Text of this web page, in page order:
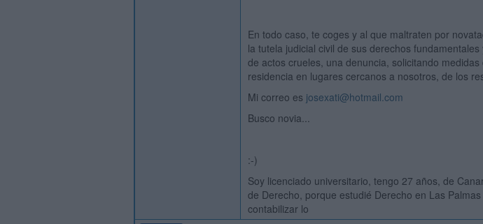
En todo caso, te coges y al que maltraten por
la tutela judicial civil de sus derechos
de actos crueles, una denuncia, solicitando
residencia en lugares cercanos a nosotros, de los
Mi correo es josexati@hotmail.com
Busco novia...
:-)
Soy licenciado universitario, tengo 27 años, de
de Derecho, porque estudié Derecho en Las
contabilizar lo